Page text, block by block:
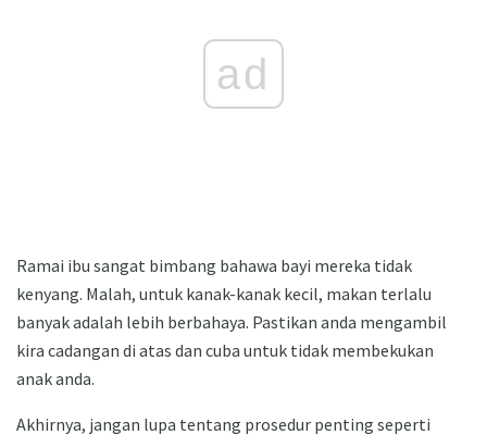
ad
Ramai ibu sangat bimbang bahawa bayi mereka tidak
kenyang. Malah, untuk kanak-kanak kecil, makan terlalu
banyak adalah lebih berbahaya. Pastikan anda mengambil
kira cadangan di atas dan cuba untuk tidak membekukan
anak anda.
Akhirnya, jangan lupa tentang prosedur penting seperti